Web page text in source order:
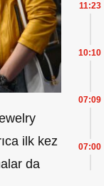
ilk kez
da
11:23
10:10
07:09
07:00